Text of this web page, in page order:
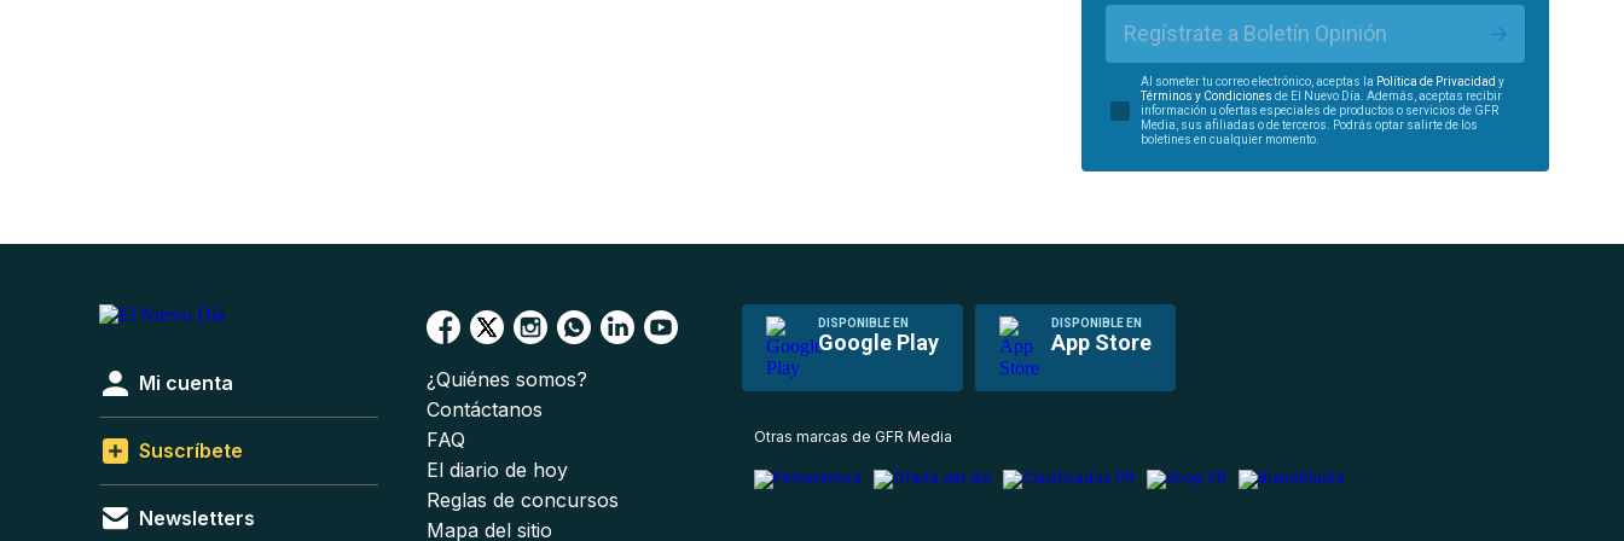
Regístrate a Boletín Opinión
Al someter tu correo electrónico, aceptas la Política de Privacidad y
Términos y Condiciones de El Nuevo Día. Además, aceptas recibir
información u ofertas especiales de productos o servicios de GFR
Media, sus afiliadas o de terceros. Podrás optar salirte de los
boletines en cualquier momento.
DISPONIBLE EN
Google Play
DISPONIBLE EN
App Store
Mi cuenta
Suscríbete
Newsletters
¿Quiénes somos?
Contáctanos
FAQ
El diario de hoy
Reglas de concursos
Mapa del sitio
Otras marcas de GFR Media